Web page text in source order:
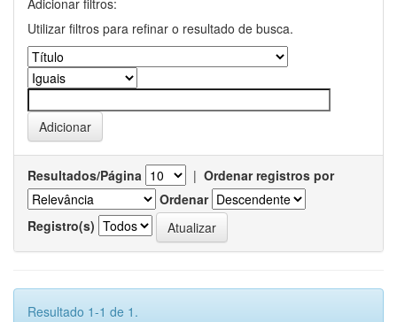
Adicionar filtros:
Utilizar filtros para refinar o resultado de busca.
Resultados/Página | Ordenar registros por
Ordenar
Registro(s)
Resultado 1-1 de 1.